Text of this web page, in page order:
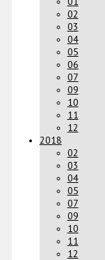
02
03
04
05
06
07
09
10
11
12
2018
02
03
04
05
07
09
10
11
12